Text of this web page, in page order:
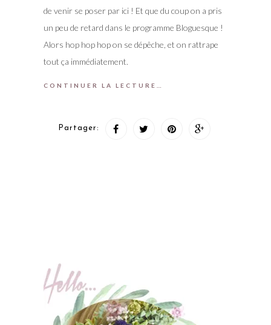
de venir se poser par ici ! Et que du coup on a pris
un peu de retard dans le programme Bloguesque !
Alors hop hop hop on se dépêche, et on rattrape
tout ça immédiatement.
CONTINUER LA LECTURE…
Partager: